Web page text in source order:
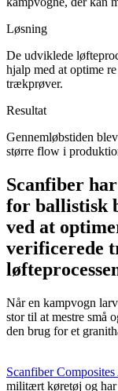
Løsning
De udviklede
hjalp med at optime
trækprøver.
Resultat
Gennemløbstiden
større flow i
Scanfiber
for ballistisk
ved at
verificerede
Når en kampvogn
stor til at mestre små
den brug for et
Scanfiber Composites
militært køretøj og har